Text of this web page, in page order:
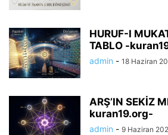
HURUF-I
TABLO -
admin - 18 Haziran
ARŞ’IN SEKİZ
kuran19.org-
admin - 9 Haziran